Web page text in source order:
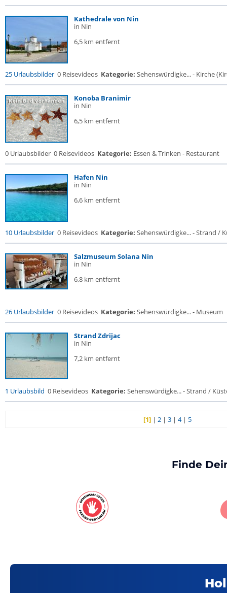
Kathedrale von Nin
in Nin
6,5 km entfernt
25 Urlaubsbilder 0 Reisevideos Kategorie: Sehenswürdigke... - Kirche
Konoba Branimir
in Nin
6,5 km entfernt
0 Urlaubsbilder 0 Reisevideos Kategorie: Essen & Trinken - Restaurant
Hafen Nin
in Nin
6,6 km entfernt
10 Urlaubsbilder 0 Reisevideos Kategorie: Sehenswürdigke... - Strand /
Salzmuseum Solana Nin
in Nin
6,8 km entfernt
26 Urlaubsbilder 0 Reisevideos Kategorie: Sehenswürdigke... - Museum
Strand Zdrijac
in Nin
7,2 km entfernt
1 Urlaubsbild 0 Reisevideos Kategorie: Sehenswürdigke... - Strand /
[1] |2 |3 |4| 5
Finde